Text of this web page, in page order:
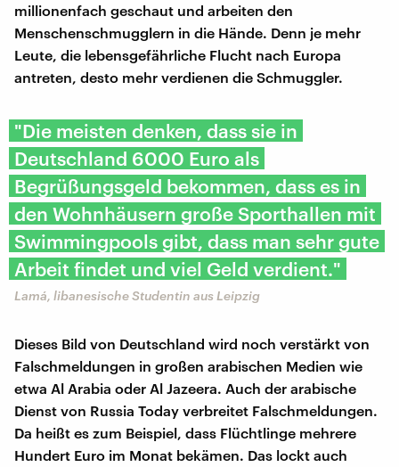
millionenfach geschaut und arbeiten den
Menschenschmugglern in die Hände. Denn je mehr
Leute, die lebensgefährliche Flucht nach Europa
antreten, desto mehr verdienen die Schmuggler.
"Die meisten denken, dass sie in
Deutschland 6000 Euro als
Begrüßungsgeld bekommen, dass es in
den Wohnhäusern große Sporthallen mit
Swimmingpools gibt, dass man sehr gute
Arbeit findet und viel Geld verdient."
Lamá, libanesische Studentin aus Leipzig
Dieses Bild von Deutschland wird noch verstärkt von
Falschmeldungen in großen arabischen Medien wie
etwa Al Arabia oder Al Jazeera. Auch der arabische
Dienst von Russia Today verbreitet Falschmeldungen.
Da heißt es zum Beispiel, dass Flüchtlinge mehrere
Hundert Euro im Monat bekämen. Das lockt auch